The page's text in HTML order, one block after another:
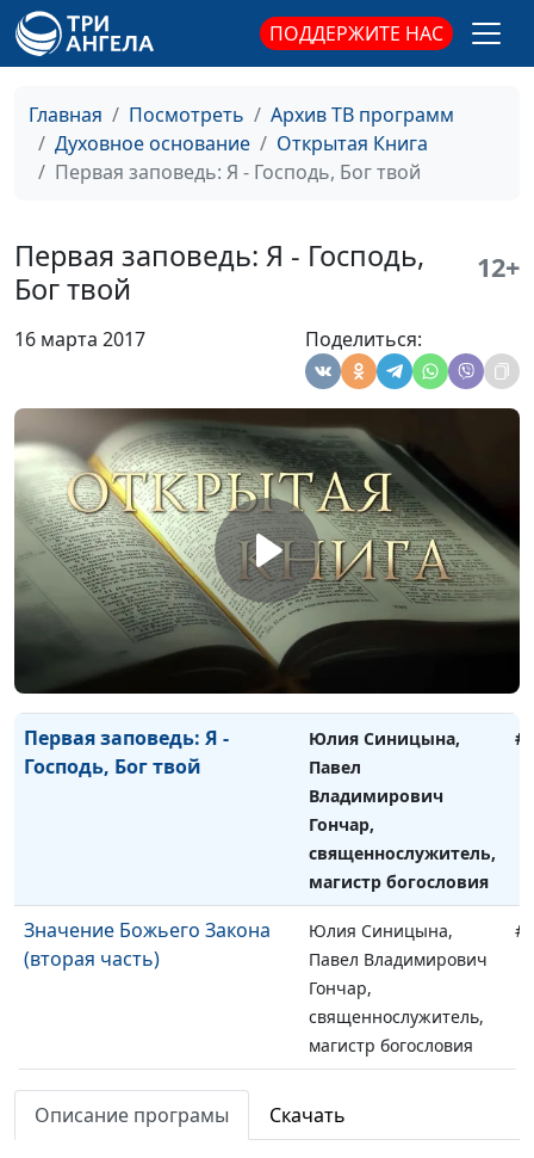
ПОДДЕРЖИТЕ НАС
Главная Посмотреть
Архив ТВ программ
Духовное основание
Открытая Книга
Первая заповедь: Я - Господь, Бог твой
Первая заповедь: Я - Господь,
Бог твой
12+
16 марта 2017 Поделиться:
магистр богословия
отца и мать
Павел Владимирович
Гончар,
священнослужитель,
Четвертая заповедь: помни
день субботний
Юлия Синицына,
Павел Владимирович
священнослужитель,
магистр богословия
Третья заповедь: не
произноси имя Господа
напрасно
Юлия Синицына,
Павел Владимирович
Гончар,
священнослужитель,
магистр богословия
Вторая заповедь: не
сотвори себе кумира
Юлия Синицына,
Павел Владимирович
Гончар,
священнослужитель,
магистр богословия
Первая заповедь: Я -
Господь, Бог твой
Юлия Синицына,
Павел
Владимирович
Гончар,
священнослужитель,
магистр богословия
Значение Божьего Закона
(вторая часть)
Юлия Синицына,
Павел Владимирович
Гончар,
священнослужитель,
магистр богословия
Значение Божьего Закона
(первая часть)
Павел Владимирович
Описание програмы Скачать